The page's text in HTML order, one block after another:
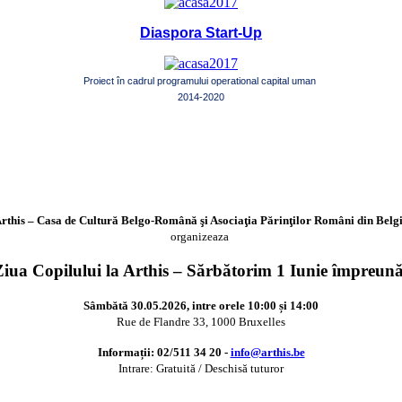
Diaspora Start-Up
Proiect în cadrul programului operational capital uman
2014-2020
– Casa de Cultură Belgo-Română şi Asociaţia Părinţilor Români din
organizeaza
Copilului la Arthis – Sărbătorim 1 Iunie
Sâmbătă 30.05.2026, intre orele 10:00 și 14:00
Rue de Flandre 33, 1000 Bruxelles
Informații: 02/511 34 20 - info@arthis.be
Intrare: Gratuită / Deschisă tuturor